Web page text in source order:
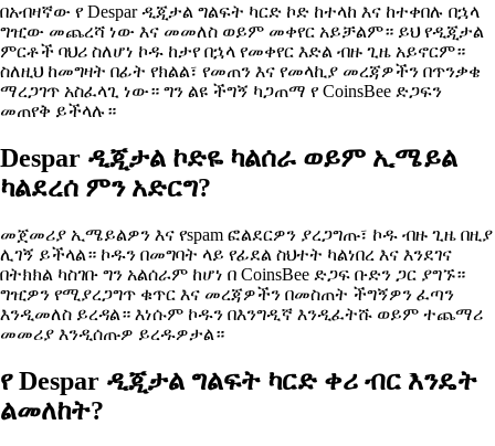
በአብዛኛው የ Despar ዲጂታል ግልፍት ካርድ ኮድ ከተላከ እና ከተቀበሉ በኋላ
ግዢው መጨረሻ ነው እና መመለስ ወይም መቀየር አይቻልም። ይህ የዲጂታል
ምርቶች ባህሪ ስለሆነ ኮዱ ከታየ በኋላ የመቀየር እድል ብዙ ጊዜ አይኖርም።
ስለዚህ ከመግዛት በፊት የክልል፣ የመጠን እና የመላኪያ መረጃዎችን በጥንቃቄ
ማረጋገጥ አስፈላጊ ነው። ግን ልዩ ችግኝ ካጋጠማ የ CoinsBee ድጋፍን
መጠየቅ ይችላሉ።
Despar ዲጂታል ኮድዬ ካልሰራ ወይም ኢሜይል
ካልደረሰ ምን አድርግ?
መጀመሪያ ኢሜይልዎን እና የspam ፎልደርዎን ያረጋግጡ፣ ኮዱ ብዙ ጊዜ በዚያ
ሊገኝ ይችላል። ኮዱን በመግባት ላይ የፊደል ስህተት ካልነበረ እና እንደገና
በትክክል ካስገቡ ግን አልሰራም ከሆነ በ CoinsBee ድጋፍ ቡድን ጋር ያግኙ።
ግዢዎን የሚያረጋግጥ ቁጥር እና መረጃዎችን በመስጠት ችግኝዎን ፈጣን
እንዲመለስ ይረዳል። እነሱም ኮዱን በእንግዲኛ እንዲፈትሹ ወይም ተጨማሪ
መመሪያ እንዲሰጡዎ ይረዱዎታል።
የ Despar ዲጂታል ግልፍት ካርድ ቀሪ ብር እንዴት
ልመለከት?